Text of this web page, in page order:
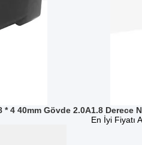
* 4 40mm Gövde 2.0A1.8 Derece
En İyi Fiyatı